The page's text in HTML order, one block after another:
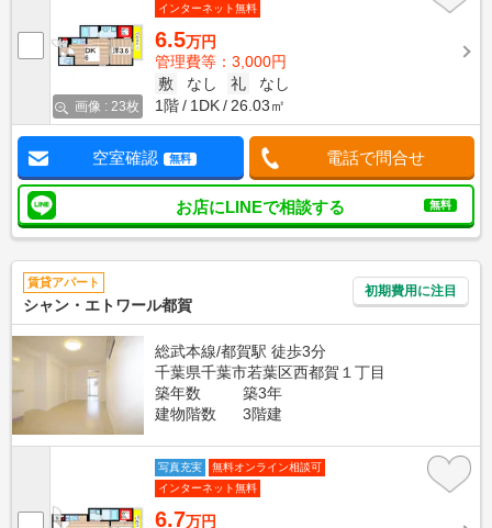
画像 : 23枚
インターネット無料
6.5万円
管理費等：3,000円
敷
なし 礼
なし
1階
1DK 26.03㎡
空室確認 無料 電話で問合せ
お店にLINEで相談する 無料
賃貸アパート
シャン・エトワール都賀
初期費用に注目
総武本線/都賀駅 徒歩3分
千葉県千葉市若葉区西都賀１丁目
築年数
築3年
建物階数
3階建
写真充実
無料オンライン相談可
インターネット無料
6.7万円